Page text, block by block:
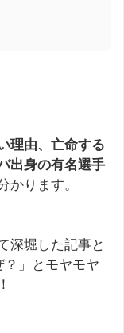
理由、亡命する
出身の有名選手
かります。
深堀した記事と
」とモヤモヤ